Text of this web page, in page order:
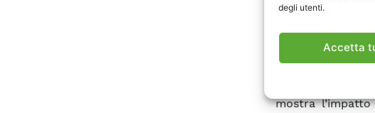
degli utenti.
Accetta
minimo di
analizza
(per il 64%
mostra